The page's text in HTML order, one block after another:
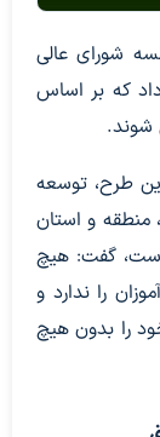
شورای عالی
که بر اساس
شوند.
طرح، توسعه
منطقه و استان
است، گفت: هیچ
را ندارد و
را بدون هیچ